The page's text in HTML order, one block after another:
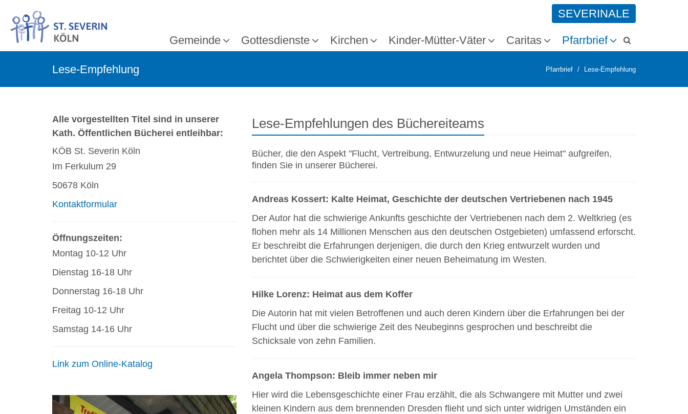
SEVERINALE
Gemeinde Gottesdienste Kirchen Kinder-Mütter-Väter Caritas Pfarrbrief
Lese-Empfehlung Pfarrbrief Lese-Empfehlung
Alle vorgestellten Titel sind in unserer
Kath. Öffentlichen Bücherei entleihbar:
KÖB St. Severin Köln
Im Ferkulum 29
50678 Köln
Kontaktformular
Öffnungszeiten:
Montag 10-12 Uhr
Dienstag 16-18 Uhr
Donnerstag 16-18 Uhr
Freitag 10-12 Uhr
Samstag 14-16 Uhr
Link zum Online-Katalog
Lese-Empfehlungen des Büchereiteams
Bücher, die den Aspekt "Flucht, Vertreibung, Entwurzelung und neue Heimat" aufgreifen,
finden Sie in unserer Bücherei.
Andreas Kossert: Kalte Heimat, Geschichte der deutschen Vertriebenen nach 1945
Der Autor hat die schwierige Ankunfts geschichte der Vertriebenen nach dem 2. Weltkrieg (es
flohen mehr als 14 Millionen Menschen aus den deutschen Ostgebieten) umfassend erforscht.
Er beschreibt die Erfahrungen derjenigen, die durch den Krieg entwurzelt wurden und
berichtet über die Schwierigkeiten einer neuen Beheimatung im Westen.
Hilke Lorenz: Heimat aus dem Koffer
Die Autorin hat mit vielen Betroffenen und auch deren Kindern über die Erfahrungen bei der
Flucht und über die schwierige Zeit des Neubeginns gesprochen und beschreibt die
Schicksale von zehn Familien.
Angela Thompson: Bleib immer neben mir
Hier wird die Lebensgeschichte einer Frau erzählt, die als Schwangere mit Mutter und zwei
kleinen Kindern aus dem brennenden Dresden flieht und sich unter widrigen Umständen ein